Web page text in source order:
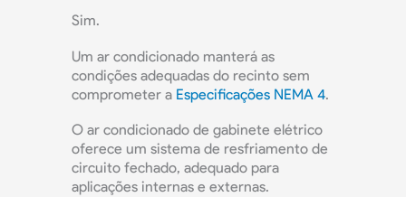
Sim.
Um ar condicionado manterá as
condições adequadas do recinto sem
comprometer a Especificações NEMA 4.
O ar condicionado de gabinete elétrico
oferece um sistema de resfriamento de
circuito fechado, adequado para
aplicações internas e externas.